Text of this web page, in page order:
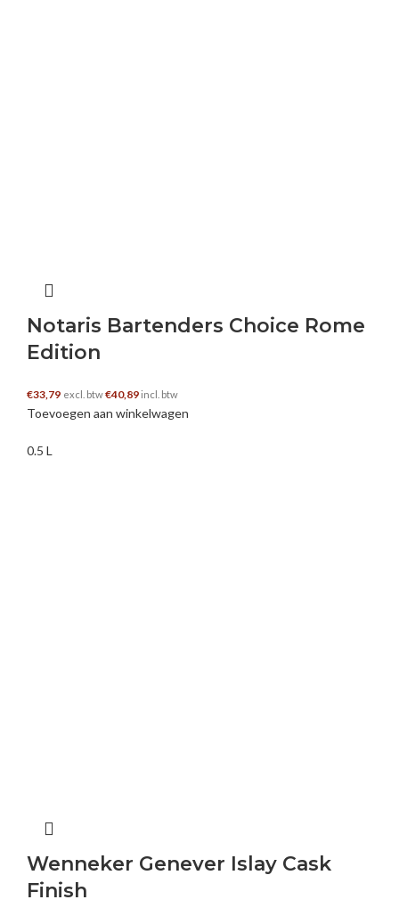
Notaris Bartenders Choice Rome
Edition
€33,79 excl. btw€40,89 incl. btw
Toevoegen aan winkelwagen
0.5 L
Wenneker Genever Islay Cask
Finish